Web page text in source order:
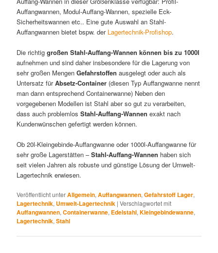
Auffangwannen, Modul-Auffang-Wannen, spezielle Eck-
Sicherheitswannen etc.. Eine gute Auswahl an Stahl-
Auffangwannen bietet bspw. der Lagertechnik-Profishop.
Die richtiggroßen Stahl-Auffang-Wannen können bis zu 1000l
aufnehmen und sind daher insbesondere für die Lagerung von
sehr großen MengenGefahrstoffen ausgelegt oder auch als
Untersatz fürAbsetz-Container (diesen Typ Auffangwanne nennt
man dann entsprechend Containerwanne) Neben den
vorgegebenen Modellen ist Stahl aber so gut zu verarbeiten,
dass auch problemlosStahl-Auffang-Wannen exakt nach
Kundenwünschen gefertigt werden können.
Ob 20l-Kleingebinde-Auffangwanne oder 1000l-Auffangwanne für
sehr große Lagerstätten –Stahl-Auffang-Wannen haben sich
seit vielen Jahren als robuste und günstige Lösung der Umwelt-
Lagertechnik erwiesen.
Veröffentlicht unterAllgemein,Auffangwannen,Gefahrstoff Lager,
Lagertechnik, Umwelt-Lagertechnik |Verschlagwortet mit
Auffangwannen,Containerwanne, Edelstahl,Kleingebindewanne,
Lagertechnik,Stahl